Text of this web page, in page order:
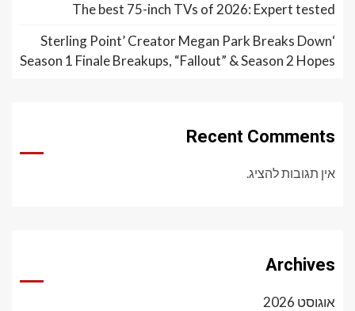
The best 75-inch TVs of 2026: Expert tested
‘Sterling Point’ Creator Megan Park Breaks Down
Season 1 Finale Breakups, “Fallout” & Season 2 Hopes
Recent Comments
אין תגובות להציג.
Archives
אוגוסט 2026